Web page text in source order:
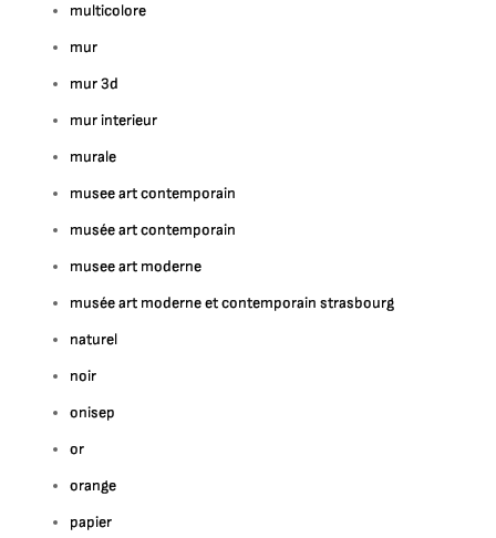
multicolore
mur
mur 3d
mur interieur
murale
musee art contemporain
musée art contemporain
musee art moderne
musée art moderne et contemporain strasbourg
naturel
noir
onisep
or
orange
papier